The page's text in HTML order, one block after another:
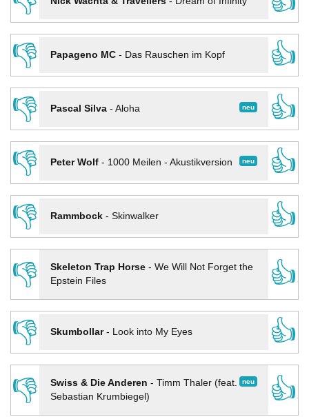
👎
Papageno MC- Das Rauschen im Kopf
👍
👎
neu
Pascal Silva- Aloha
👍
👎
neu
Peter Wolf- 1000 Meilen - Akustikversion
👍
👎
Rammbock- Skinwalker
👍
👎
Skeleton Trap Horse- We Will Not Forget the
Epstein Files
👍
👎
Skumbollar- Look into My Eyes
👍
👎
neu
Swiss & Die Anderen - Timm Thaler (feat.
Sebastian Krumbiegel)
👍